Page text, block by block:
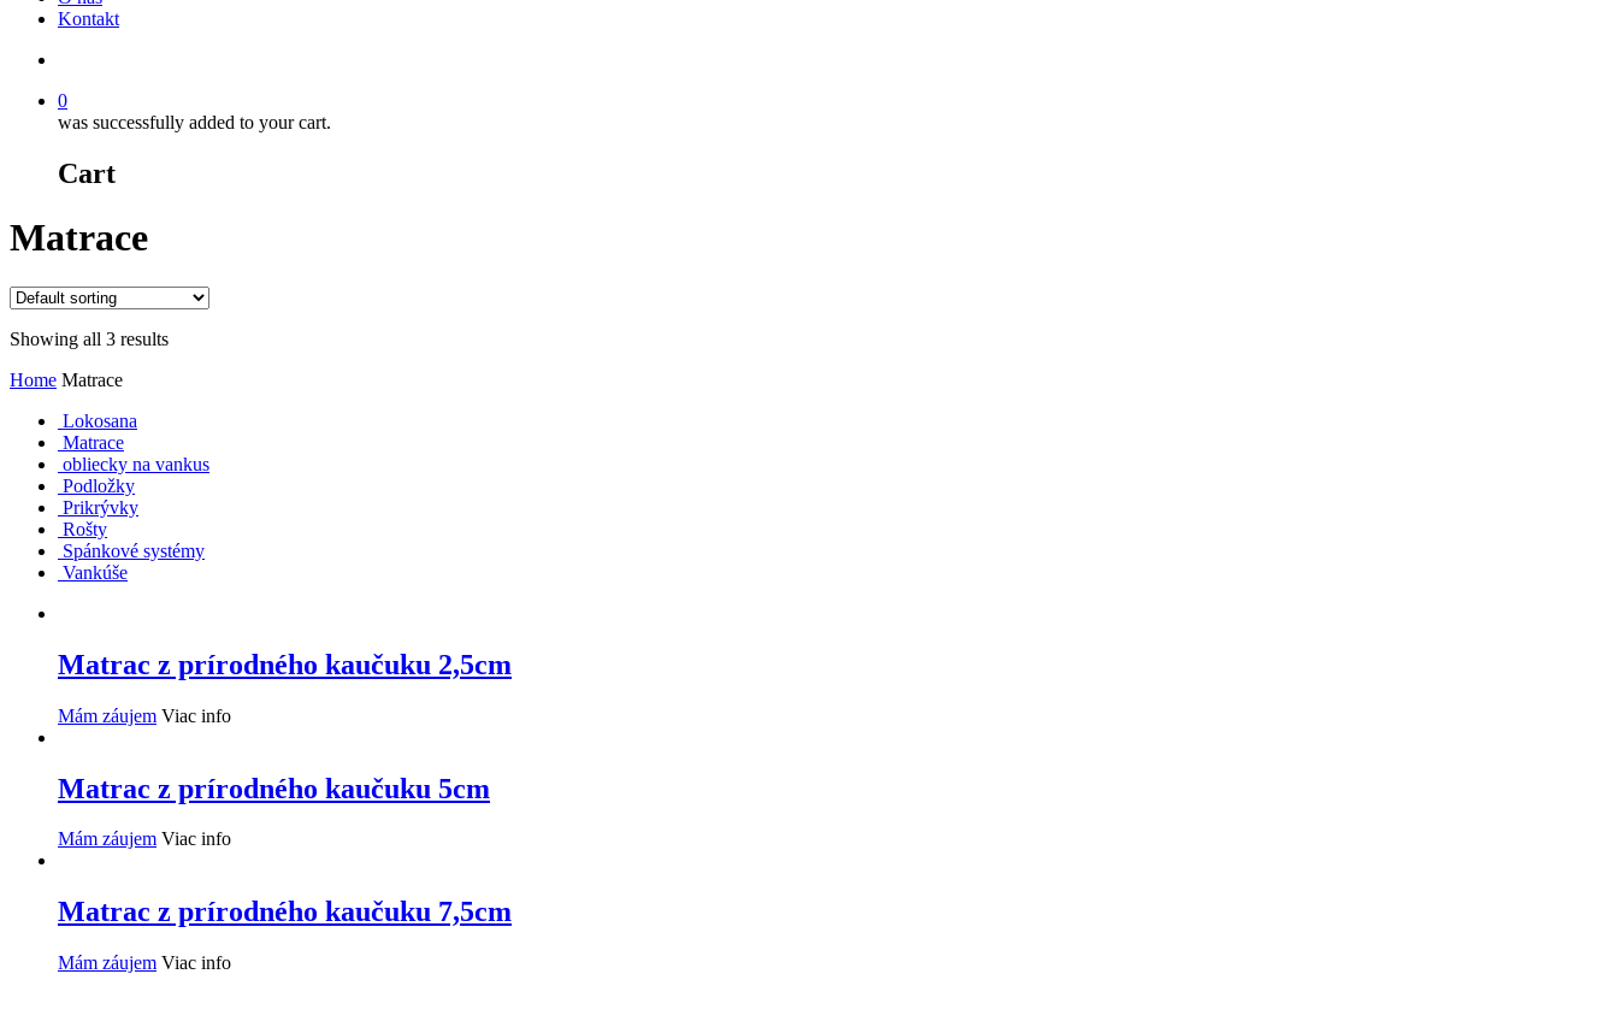
Kontakt
0
was successfully added to your cart.
Cart
Matrace
Showing all 3 results
Home Matrace
Lokosana
Matrace
obliecky na vankus
Podložky
Prikrývky
Rošty
Spánkové systémy
Vankúše
Matrac z prírodného kaučuku 2,5cm
Mám záujem Viac info
Matrac z prírodného kaučuku 5cm
Mám záujem Viac info
Matrac z prírodného kaučuku 7,5cm
Mám záujem Viac info